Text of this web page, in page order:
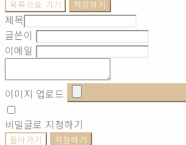
목록으로 가기 저장하기
제목
글쓴이
이메일
이미지 업로드
비밀글로 지정하기
돌아가기 저장하기